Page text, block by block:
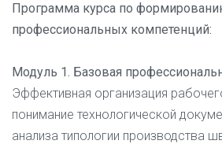
Программа курса по
профессиональных компетенций:
Модуль 1. Базовая
Эффективная организация
понимание технологической
анализа типологии производства